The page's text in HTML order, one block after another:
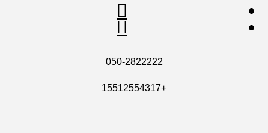
050-2822222
+15512554317